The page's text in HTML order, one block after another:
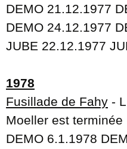
DEMO 21.12.1977
DEMO 24.12.1977
JUBE 22.12.1977
1978
Fusillade de Fahy -
Moeller est terminée
DEMO 6.1.1978